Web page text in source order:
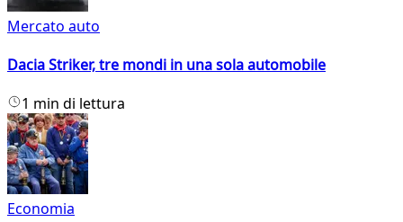
Mercato auto
Dacia Striker, tre mondi in una sola automobile
1 min di lettura
Economia